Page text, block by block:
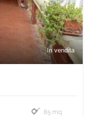
In vendita
85 mq